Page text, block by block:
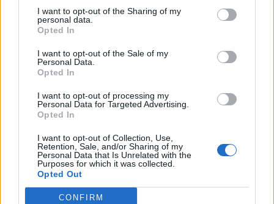
I want to opt-out of the Sharing of my
personal data.
Opted In
I want to opt-out of the Sale of my
Personal Data.
Opted In
I want to opt-out of processing my
Personal Data for Targeted Advertising.
Opted In
I want to opt-out of Collection, Use,
Retention, Sale, and/or Sharing of my
Personal Data that Is Unrelated with the
Purposes for which it was collected.
Opted Out
CONFIRM
kérdezhetsz tőlük.Információ és jelentkezés A BUDAPESTI
ÉRTÉKTŐZSDÉN CSÜTÖRTÖKÖN ÉS PÉNTEKEN IS
SZÜNETEL A KERESKEDÉS A MUNKA ÜNNEPE MIATTI...
KEDVES OLVASÓNK!
A keresett cikk a portfolio.hu hírarchívumához
tartozik, melynek olvasása előfizetéses
Az előfizetés a következőket tartalmazza:
Portfolio.hu teljes cikkarchívum
Kötéslisták: BÉT elmúlt 2 év napon belüli
kötéslistái